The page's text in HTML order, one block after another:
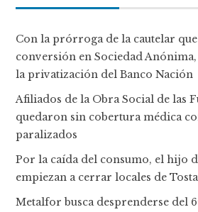
Con la prórroga de la cautelar
conversión en Sociedad
la privatización del Banco Nación
Afiliados de la Obra Social de las
quedaron sin cobertura médica
paralizados
Por la caída del consumo, el hijo
empiezan a cerrar locales de
Metalfor busca desprenderse del